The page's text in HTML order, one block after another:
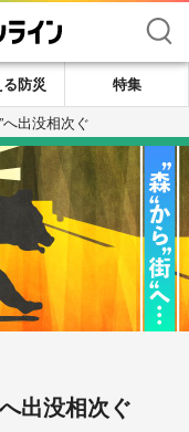
検索
防災
特集
へ出没相次ぐ
出没相次ぐ